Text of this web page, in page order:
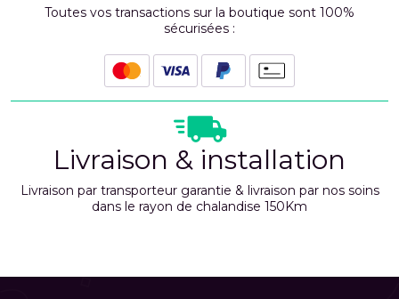
Toutes vos transactions sur la boutique sont 100%
sécurisées :
Livraison & installation
Livraison par transporteur garantie & livraison par nos soins
dans le rayon de chalandise 150Km